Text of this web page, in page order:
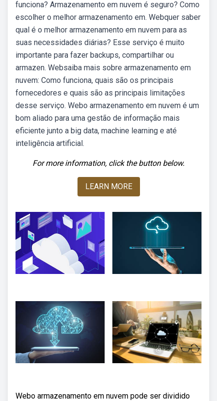
funciona? Armazenamento em nuvem é seguro? Como
escolher o melhor armazenamento em. Webquer saber
qual é o melhor armazenamento em nuvem para as
suas necessidades diárias? Esse serviço é muito
importante para fazer backups, compartilhar ou
armazen. Websaiba mais sobre armazenamento em
nuvem: Como funciona, quais são os principais
fornecedores e quais são as principais limitações
desse serviço. Webo armazenamento em nuvem é um
bom aliado para uma gestão de informação mais
eficiente junto a big data, machine learning e até
inteligência artificial.
For more information, click the button below.
LEARN MORE
Webo armazenamento em nuvem pode ser dividido